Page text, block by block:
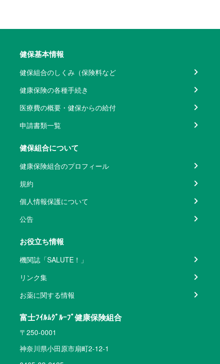
健保基本情報
健保組合のしくみ（保険料など
健康保険の各種手続き
医療費の概要・健保からの給付
申請書類一覧
健保組合について
健康保険組合のプロフィール
規約
個人情報保護について
公告
お役立ち情報
機関誌「SALUTE！」
リンク集
お薬に関する情報
富士ﾌｲﾙﾑｸﾞﾙｰﾌﾟ健康保険組合
〒250-0001
神奈川県小田原市扇町2-12-1